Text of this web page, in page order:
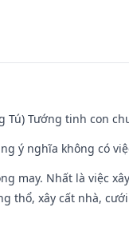
Tú) Tướng tinh con
ý nghĩa không có
may. Nhất là việc
thổ, xây cất nhà,